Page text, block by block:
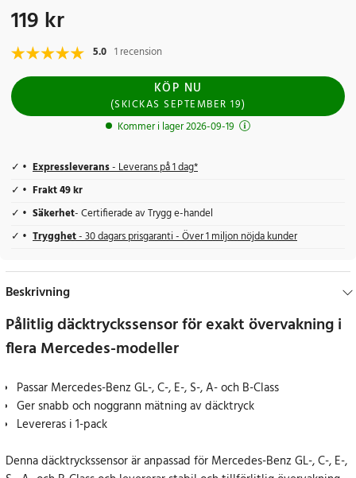
Pris:119 kr
119 kr
5.0 1 recension
KÖP NU
(SKICKAS SEPTEMBER 19)
Kommer i lager 2026-09-19
Expressleverans- Leverans på 1 dag*
Frakt 49 kr
Säkerhet- Certifierade av Trygg e-handel
Trygghet- 30 dagars prisgaranti - Över 1 miljon nöjda kunder
Beskrivning
Pålitlig däcktryckssensor för exakt övervakning i
flera Mercedes-modeller
Passar Mercedes-Benz GL-, C-, E-, S-, A- och B-Class
Ger snabb och noggrann mätning av däcktryck
Levereras i 1-pack
Denna däcktryckssensor är anpassad för Mercedes-Benz GL-, C-, E-,